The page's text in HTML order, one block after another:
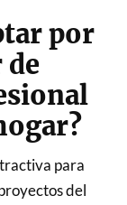
por
para
del